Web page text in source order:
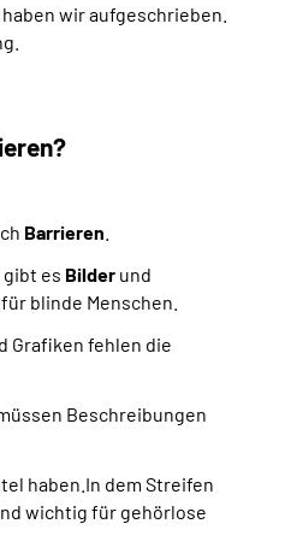
wir aufgeschrieben.
Barrieren
es Bilder und
blinde Menschen.
Grafiken fehlen die
Beschreibungen
haben.In dem Streifen
wichtig für gehörlose